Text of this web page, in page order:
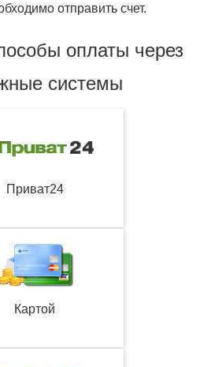
отправить счет.
оплаты через
системы
Приват24
Картой